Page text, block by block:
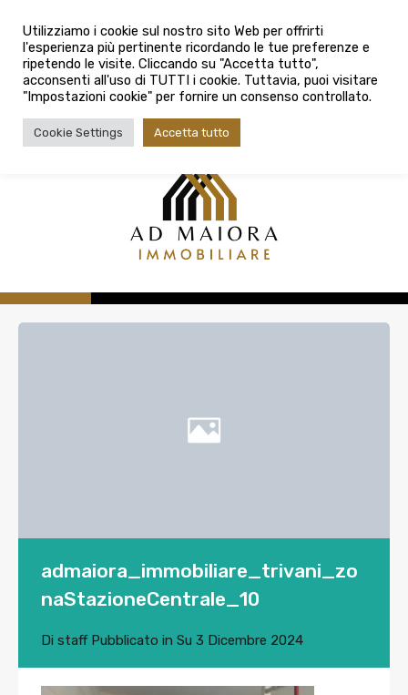
080 3759025
Città
Tipologia contratto
Tipologia contratto
admaiora_immobiliare_trivani_zo
naStazioneCentrale_10
Di staffPubblicato in Su 3 Dicembre 2024
Utilizziamo i cookie sul nostro sito Web per offrirti
l'esperienza più pertinente ricordando le tue preferenze e
ripetendo le visite. Cliccando su "Accetta tutto",
acconsenti all'uso di TUTTI i cookie. Tuttavia, puoi visitare
"Impostazioni cookie" per fornire un consenso controllato.
Cookie Settings Accetta tutto